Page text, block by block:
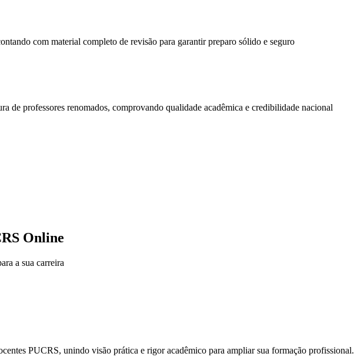
com material completo de revisão para garantir preparo sólido e seguro
de professores renomados, comprovando qualidade acadêmica e credibilidade nacional
Online
a sua carreira​
PUCRS, unindo visão prática e rigor acadêmico para ampliar sua formação profissional.